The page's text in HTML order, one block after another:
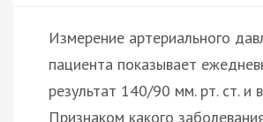
Измерение артериального
пациента показывает
результат 140/90 мм. рт. ст. и
Признаком какого